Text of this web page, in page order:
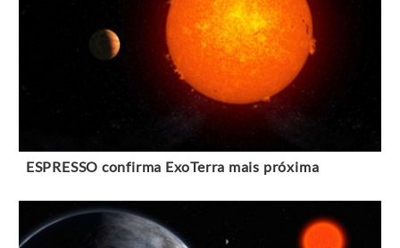
ESPRESSO confirma ExoTerra mais próxima